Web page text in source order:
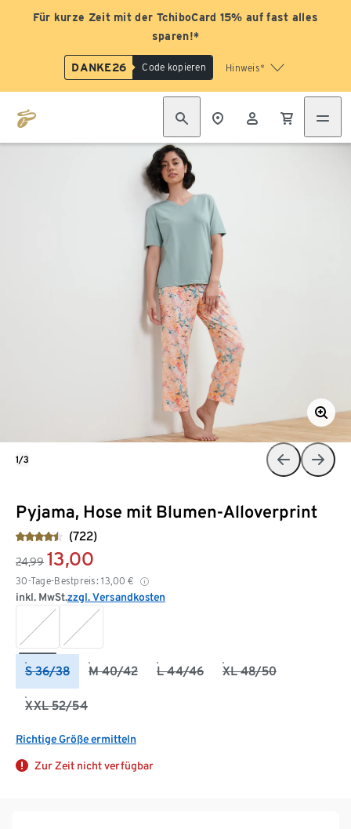
Für kurze Zeit mit der TchiboCard 15% auf fast alles
sparen!*
DANKE26 Code kopieren Hinweis*
Pyjama, Hose mit Blumen-Alloverprint
(722)
24,99 13,00
30-Tage-Bestpreis: 13,00 €
inkl. MwSt.zzgl. Versandkosten
S 36/38 M 40/42 L 44/46 XL 48/50
XXL 52/54
Richtige Größe ermitteln
Zur Zeit nicht verfügbar
1/3